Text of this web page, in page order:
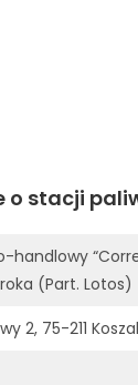
o stacji
handlowy
(Part. Lotos)
2, 75-211